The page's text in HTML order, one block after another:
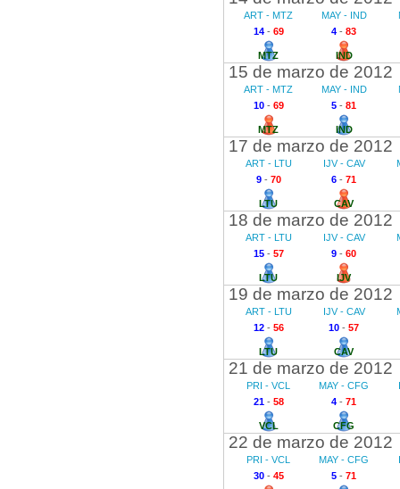
ART - MTZ
14- 69
MTZ
MAY - IND
4 - 83
IND
15 de marzo de 2012
ART - MTZ
10- 69
MTZ
MAY - IND
5 - 81
IND
17 de marzo de 2012
ART - LTU
9- 70
LTU
IJV - CAV
6 - 71
CAV
18 de marzo de 2012
ART - LTU
15- 57
LTU
IJV - CAV
9 - 60
IJV
19 de marzo de 2012
ART - LTU
12- 56
LTU
IJV - CAV
10 - 57
CAV
21 de marzo de 2012
PRI - VCL
21- 58
VCL
MAY - CFG
4 - 71
CFG
22 de marzo de 2012
PRI - VCL
30- 45
MAY - CFG
5 - 71